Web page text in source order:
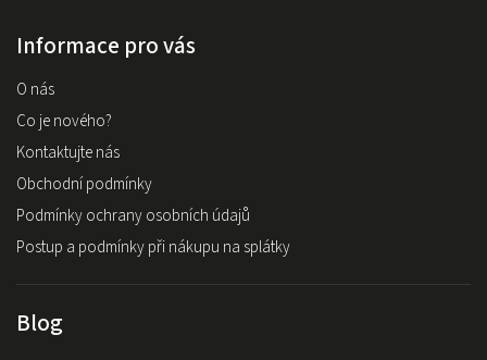
Informace pro vás
O nás
Co je nového?
Kontaktujte nás
Obchodní podmínky
Podmínky ochrany osobních údajů
Postup a podmínky při nákupu na splátky
Blog